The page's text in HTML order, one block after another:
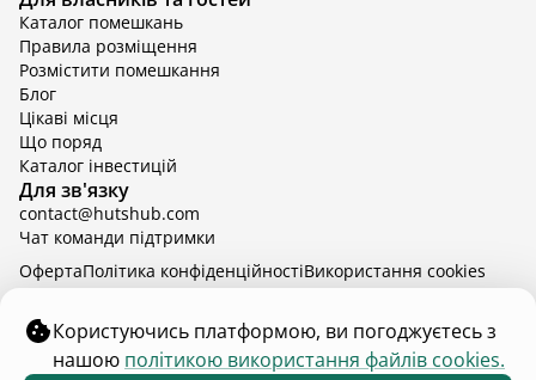
Відпочинок в Тернопільській області
Відпочинок у Вінницькій області
Відпочинок в Яремче
Відпочинок у Львівській області з басейном
Відпочинок з басейном в Тернопільській області
Каталог помешкань
Правила розміщення
Розмістити помешкання
Блог
Цікаві місця
Що поряд
Каталог інвестицій
Для зв'язку
contact@hutshub.com
Чат команди підтримки
hutshub | ©2026
ОфертаПолітика конфіденційностіBикористання cookies
Користуючись платформою, ви погоджуєтесь з
нашою політикою використання файлів cookies.